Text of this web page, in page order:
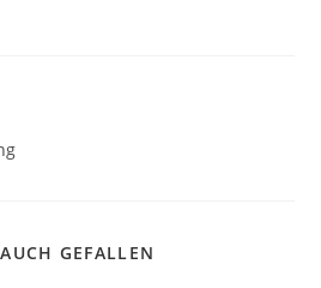
GEFALLEN